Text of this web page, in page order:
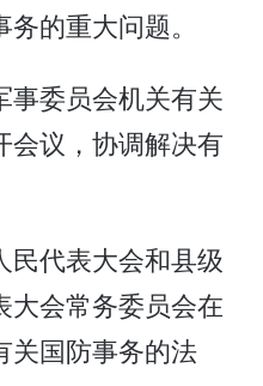
的重大问题。
事委员会机关有关
会议，协调解决有
代表大会和县级
大会常务委员会在
关国防事务的法